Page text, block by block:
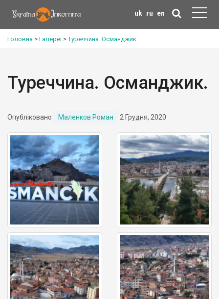
uk ru en
Головна > Галереї>Туреччина. Османджик.
Туреччина. Османджик.
Опубліковано Маленков Роман 2 Грудня, 2020